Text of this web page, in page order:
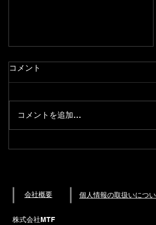
コメント
コメントを追加…
会社概要 個人情報の取扱いにつ
株式会社MTF